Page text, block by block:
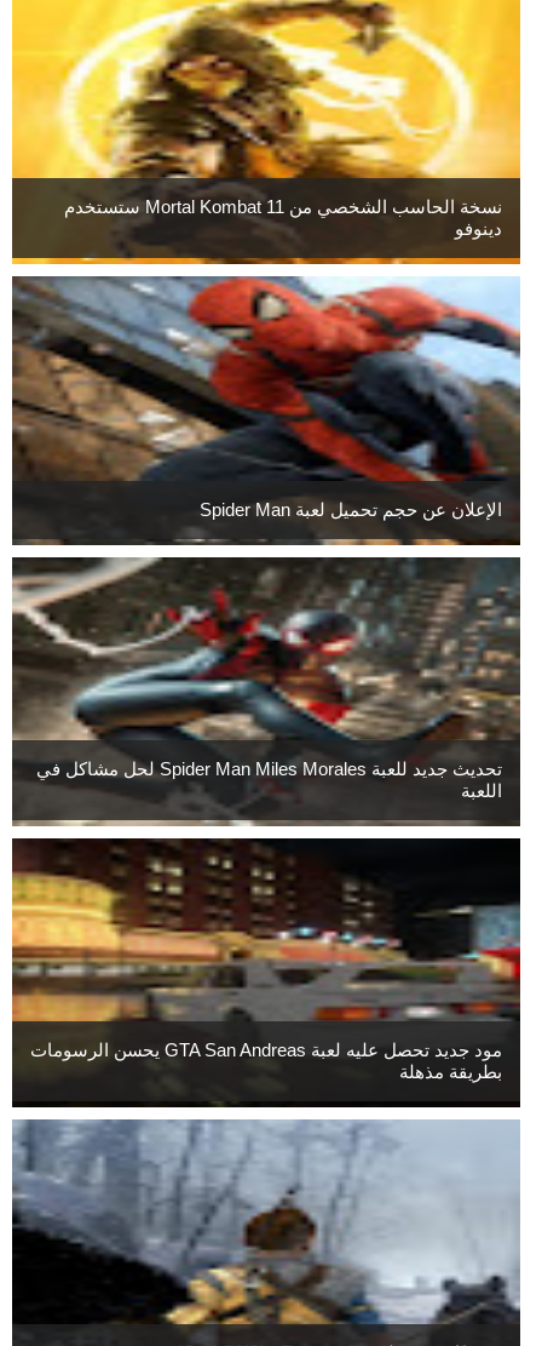
نسخة الحاسب الشخصي من Mortal Kombat 11 ستستخدم
دينوفو
الإعلان عن حجم تحميل لعبة Spider Man
تحديث جديد للعبة Spider Man Miles Morales لحل مشاكل في
اللعبة
مود جديد تحصل عليه لعبة GTA San Andreas يحسن الرسومات
بطريقة مذهلة